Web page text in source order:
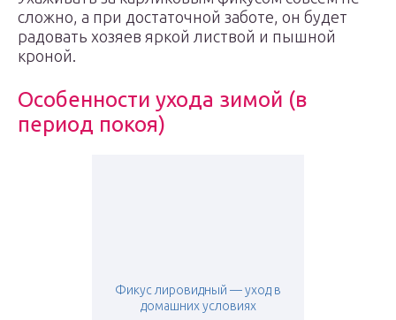
сложно, а при достаточной заботе, он будет
радовать хозяев яркой листвой и пышной
кроной.
Особенности ухода зимой (в
период покоя)
Фикус лировидный — уход в
домашних условиях